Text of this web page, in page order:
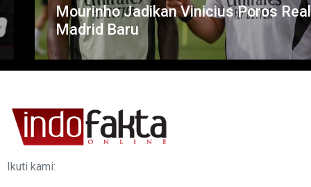
Mourinho Jadikan Vinicius Poros Real
Madrid Baru
Ikuti kami: